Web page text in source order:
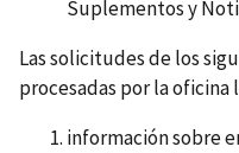
Suplementos y
Las solicitudes de los
procesadas por la
información sobre